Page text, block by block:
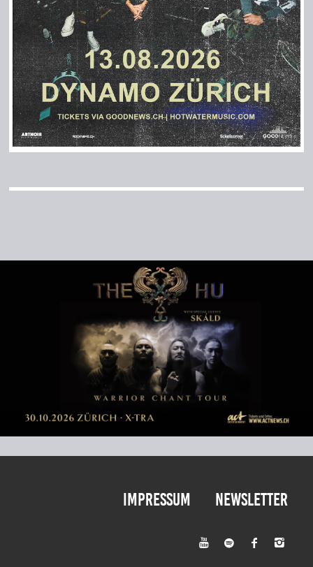
Impressum Newsletter



